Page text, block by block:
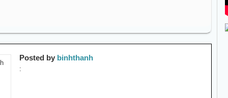
Posted by binhthanh
: